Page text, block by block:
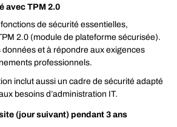
avec TPM 2.0
de sécurité essentielles,
2.0 (module de plateforme sécurisée).
données et à répondre aux exigences
professionnels.
inclut aussi un cadre de sécurité adapté
besoins d’administration IT.
(jour suivant) pendant 3 ans